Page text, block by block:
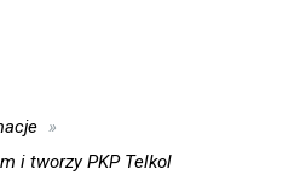
i tworzy PKP Telkol